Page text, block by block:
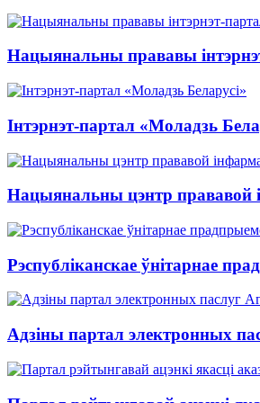
Нацыянальны прававы
Інтэрнэт-партал «Моладзь
Нацыянальны цэнтр прававой
Рэспубліканскае ўнітарнае
Адзіны партал электронных